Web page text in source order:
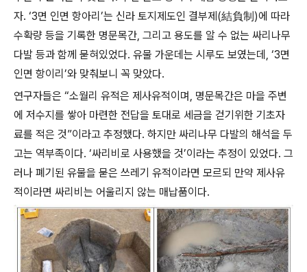
자. ‘3면 인면 항아리’는 신라 토지제도인 결부제(結負制)에 따라
수확량 등을 기록한 명문목간, 그리고 용도를 알 수 없는 싸리나무
다발 등과 함께 묻혀있었다. 유물 가운데는 시루도 보였는데, ‘3면
인면 항이리’와 맞춰보니 꼭 맞았다.
연구자들은 “소월리 유적은 제사유적이며, 명문목간은 마을 주변
에 저수지를 쌓아 마련한 전답을 토대로 세금을 걷기위한 기초자
료를 적은 것”이라고 추정했다. 하지만 싸리나무 다발의 해석을 두
고는 역부족이다. ‘싸리비로 사용했을 것’이라는 추정이 있었다. 그
러나 폐기된 유물을 묻은 쓰레기 유적이라면 모르되 만약 제사유
적이라면 싸리비는 어울리지 않는 매납품이다.